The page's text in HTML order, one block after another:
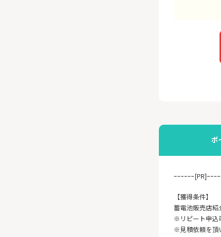
ポ
ｰｰｰｰｰｰ[PR]ｰｰｰ
【獲得条件】
蓄電池販売店紹
※リピート申込
※見積依頼を頂